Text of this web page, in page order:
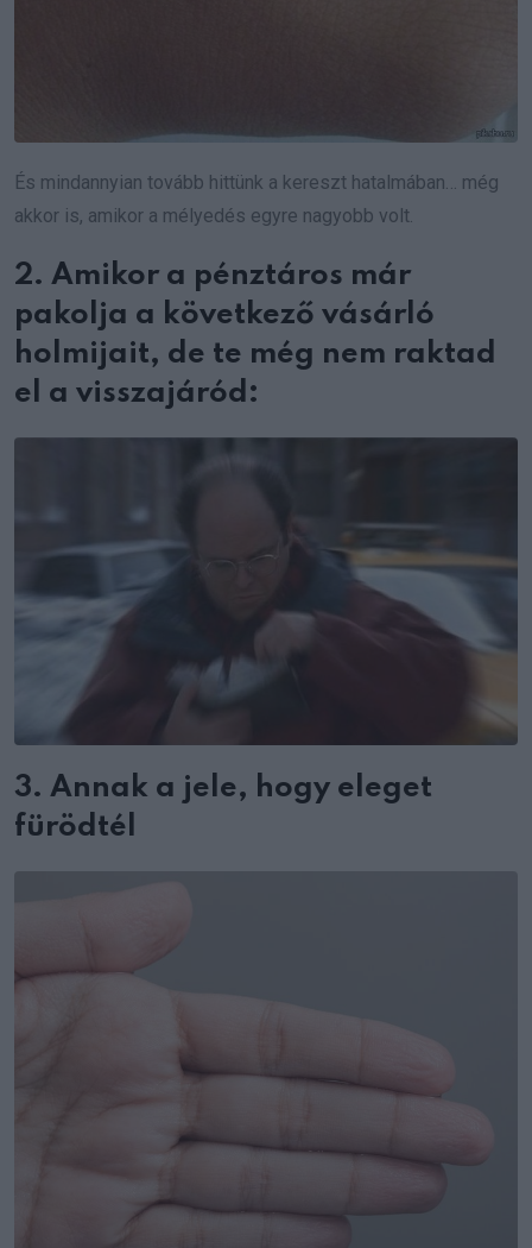
És mindannyian tovább hittünk a kereszt hatalmában… még
akkor is, amikor a mélyedés egyre nagyobb volt.
2. Amikor a pénztáros már
pakolja a következő vásárló
holmijait, de te még nem raktad
el a visszajáród:
3. Annak a jele, hogy eleget
fürödtél